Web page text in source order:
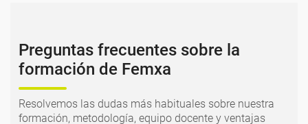
Preguntas frecuentes sobre la
formación de Femxa
Resolvemos las dudas más habituales sobre nuestra
formación, metodología, equipo docente y ventajas